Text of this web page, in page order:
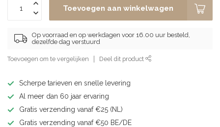
Toevoegen aan winkelwagen
Op voorraad en op werkdagen voor 16.00 uur besteld,
dezelfde dag verstuurd
Toevoegen om te vergelijken Deel dit product
Scherpe tarieven en snelle levering
Al meer dan 60 jaar ervaring
Gratis verzending vanaf €25 (NL)
Gratis verzending vanaf €50 BE/DE